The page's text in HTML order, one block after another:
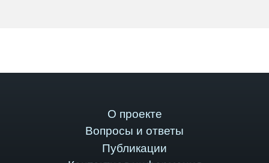
О проекте
Вопросы и ответы
Публикации